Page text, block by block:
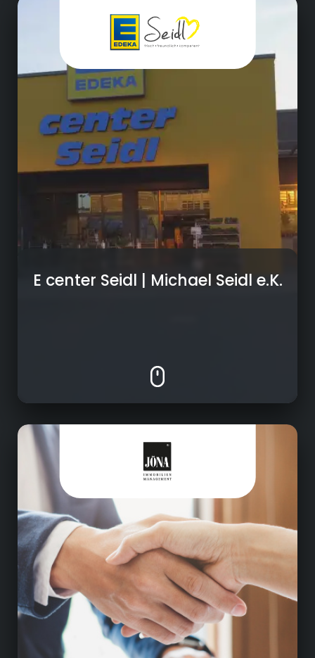
Einzelhandel
- Shop in Shop (Bärchen Dealer | Lindt | Conf.
Bauer)
- eigener Hofladen
- große Unverpackt Station
- separate Bio Abteilung
- Indoor Gewächshaus
- Urban Bee Keeping
- MarktKüche
- frisch gerolltes Sushi
- Weinkeller bzw. begehbare Weinvitrine
E center Seidl | Michael Seidl e.K.
Immobilienbranche
• Verkauf/Vermietung/Wertermittlung von
Immobilien
• Hausverwaltung
• Projektierung und Vertrieb von
Neubauprojekten